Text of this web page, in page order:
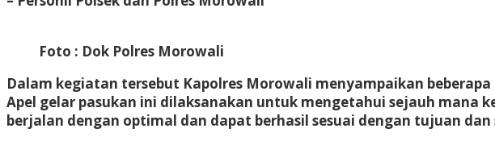
Foto : Dok Polres Morowali
Dalam kegiatan tersebut Kapolres Morowali menyampaikan
Apel gelar pasukan ini dilaksanakan untuk mengetahui sejauh mana
berjalan dengan optimal dan dapat berhasil sesuai dengan tujuan